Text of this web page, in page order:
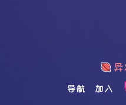
导航 加入